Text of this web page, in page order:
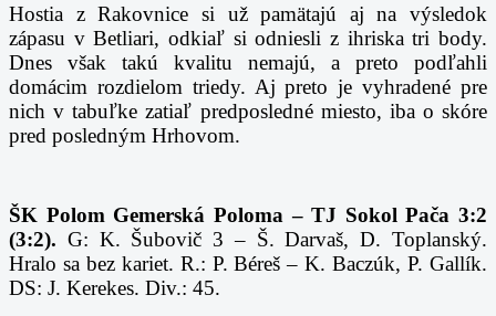
Hostia z Rakovnice si už pamätajú aj na výsledok
zápasu v Betliari, odkiaľ si odniesli z ihriska tri body.
Dnes však takú kvalitu nemajú, a preto podľahli
domácim rozdielom triedy. Aj preto je vyhradené pre
nich v tabuľke zatiaľ predposledné miesto, iba o skóre
pred posledným Hrhovom.
ŠK Polom Gemerská Poloma – TJ Sokol Pača 3:2
(3:2). G: K. Šubovič 3 – Š. Darvaš, D. Toplanský.
Hralo sa bez kariet. R.: P. Béreš – K. Baczúk, P. Gallík.
DS: J. Kerekes. Div.: 45.